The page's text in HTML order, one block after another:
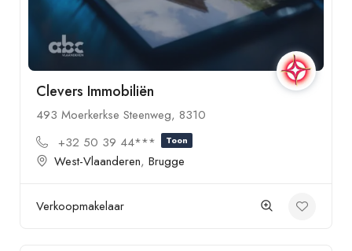
Clevers Immobiliën
493 Moerkerkse Steenweg, 8310
+32 50 39 44***
Toon
West-Vlaanderen, Brugge
Verkoopmakelaar